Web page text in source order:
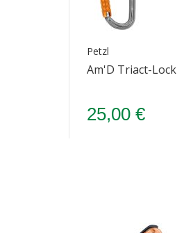
Petzl
Am'D Triact-Lock
25,00 €